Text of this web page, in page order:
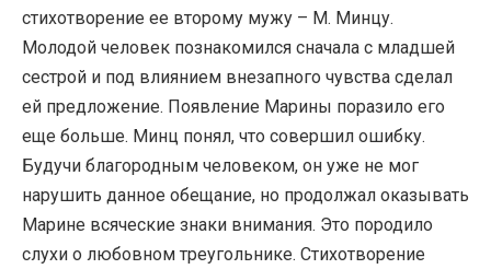
стихотворение ее второму мужу – М. Минцу.
Молодой человек познакомился сначала с младшей
сестрой и под влиянием внезапного чувства сделал
ей предложение. Появление Марины поразило его
еще больше. Минц понял, что совершил ошибку.
Будучи благородным человеком, он уже не мог
нарушить данное обещание, но продолжал оказывать
Марине всяческие знаки внимания. Это породило
слухи о любовном треугольнике. Стихотворение